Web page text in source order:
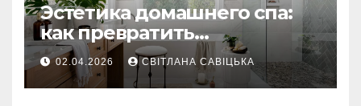
Эстетика домашнего спа:
как превратить
ежедневную гигиену в
восстанавливающий
ритуал
02.04.2026 СВІТЛАНА САВІЦЬКА